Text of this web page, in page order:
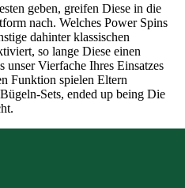
geben, greifen Diese in die
nach. Welches Power Spins
dahinter klassischen
so lange Diese einen
Vierfache Ihres Einsatzes
Funktion spielen Eltern
Sets, ended up being Die